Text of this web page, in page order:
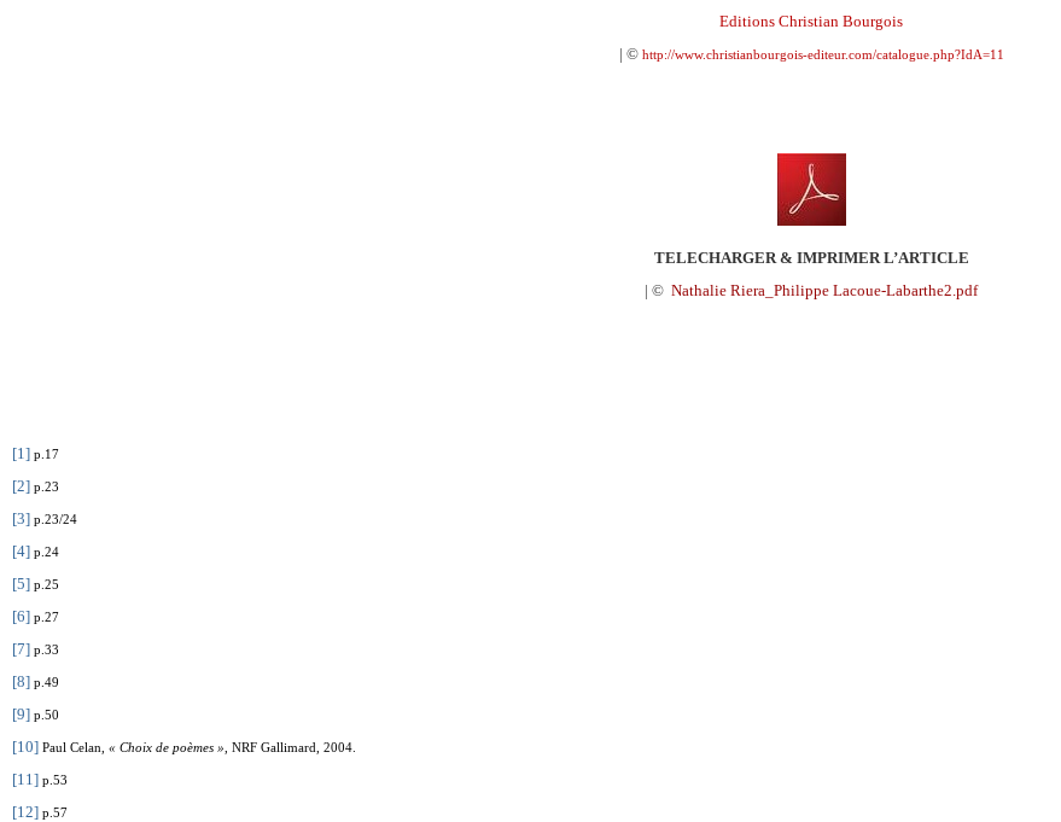
Editions Christian Bourgois
| © http://www.christianbourgois-editeur.com/catalogue.php?IdA=11
TELECHARGER & IMPRIMER L’ARTICLE
| © Nathalie Riera_Philippe Lacoue-Labarthe2.pdf
[1] p.17
[2] p.23
[3] p.23/24
[4] p.24
[5] p.25
[6] p.27
[7] p.33
[8] p.49
[9] p.50
[10] Paul Celan, « Choix de poèmes » , NRF Gallimard, 2004.
[11] p.53
[12] p.57